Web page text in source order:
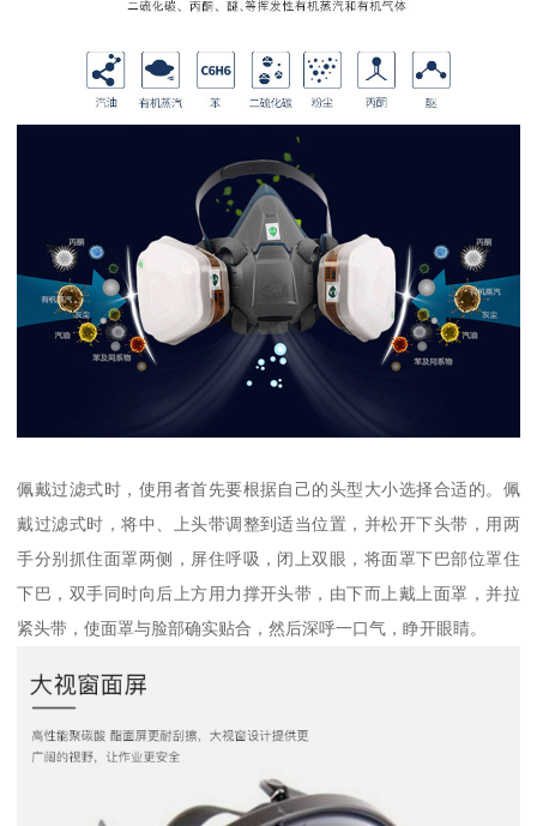
佩戴过滤式时，使用者首先要根据自己的头型大小选择合适的。佩
戴过滤式时，将中、上头带调整到适当位置，并松开下头带，用两
手分别抓住面罩两侧，屏住呼吸，闭上双眼，将面罩下巴部位罩住
下巴，双手同时向后上方用力撑开头带，由下而上戴上面罩，并拉
紧头带，使面罩与脸部确实贴合，然后深呼一口气，睁开眼睛。